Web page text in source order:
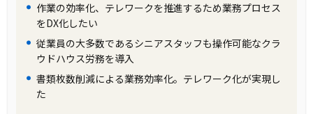
作業の効率化、テレワークを推進するため業務プロセス
をDX化したい
従業員の大多数であるシニアスタッフも操作可能なクラ
ウドハウス労務を導入
書類枚数削減による業務効率化。テレワーク化が実現し
た